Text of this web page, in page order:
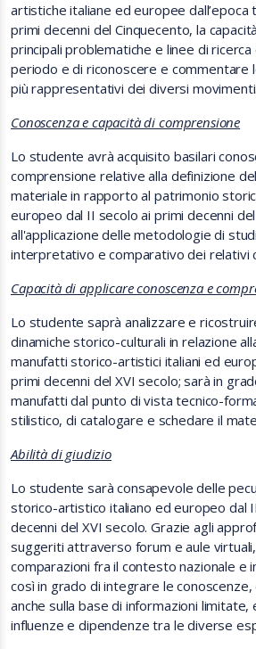
artistiche italiane ed europee dall’epoca
primi decenni del Cinquecento, la
principali problematiche e linee di
periodo e di riconoscere e commentare
più rappresentativi dei diversi movimenti.
Conoscenza e capacità di comprensione
Lo studente avrà acquisito basilari
comprensione relative alla definizione
materiale in rapporto al patrimonio
europeo dal II secolo ai primi decenni
all'applicazione delle metodologie di
interpretativo e comparativo dei relativi
Capacità di applicare conoscenza e
Lo studente saprà analizzare e
dinamiche storico-culturali in relazione
manufatti storico-artistici italiani ed
primi decenni del XVI secolo; sarà in
manufatti dal punto di vista tecnico-
stilistico, di catalogare e schedare il
Abilità di giudizio
Lo studente sarà consapevole delle
storico-artistico italiano ed europeo dal
decenni del XVI secolo. Grazie agli
suggeriti attraverso forum e aule
comparazioni fra il contesto nazionale e
così in grado di integrare le
anche sulla base di informazioni limitate,
influenze e dipendenze tra le diverse